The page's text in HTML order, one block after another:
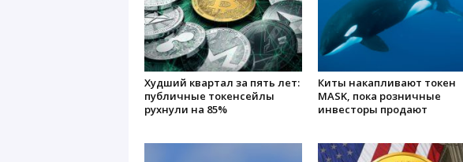
Худший квартал за пять лет:
публичные токенсейлы
рухнули на 85%
Киты накапливают токен
MASK, пока розничные
инвесторы продают